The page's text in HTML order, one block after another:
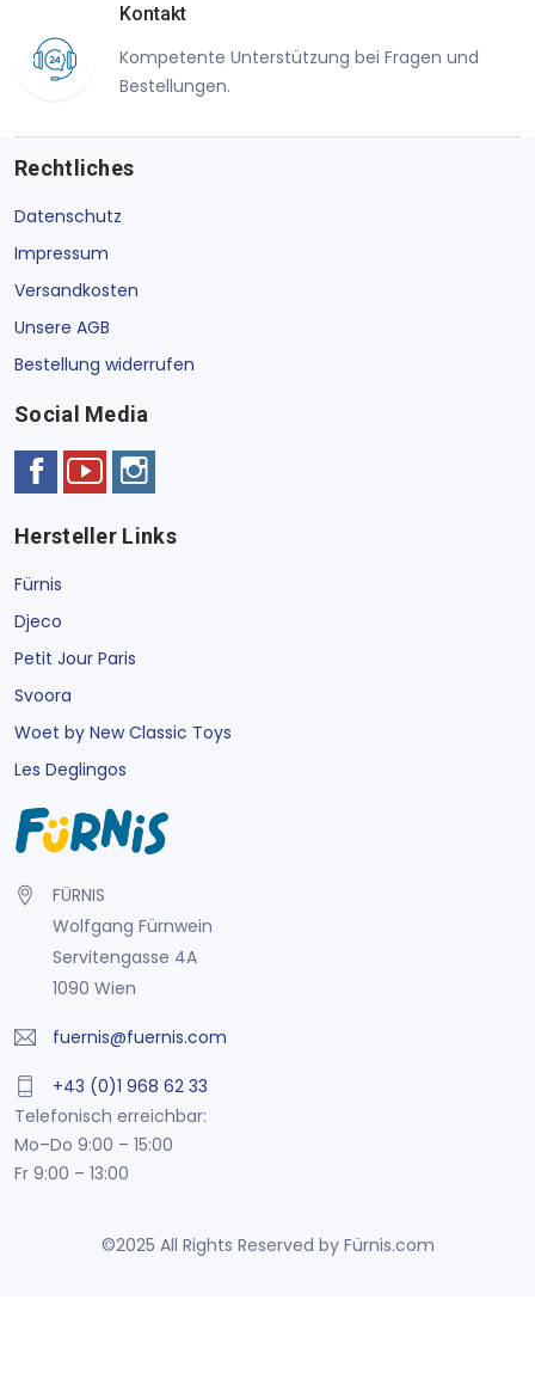
Kontakt
Kompetente Unterstützung bei Fragen und
Bestellungen.
Rechtliches
Datenschutz
Impressum
Versandkosten
Unsere AGB
Bestellung widerrufen
Social Media
Hersteller Links
Fürnis
Djeco
Petit Jour Paris
Svoora
Woet by New Classic Toys
Les Deglingos
FÜRNIS
Wolfgang Fürnwein
Servitengasse 4A
1090 Wien
fuernis@fuernis.com
+43 (0)1 968 62 33
Telefonisch erreichbar:
Mo–Do 9:00 – 15:00
Fr 9:00 – 13:00
©2025 All Rights Reserved by Fürnis.com